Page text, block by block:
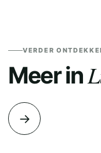
VERDER
Meer in
→